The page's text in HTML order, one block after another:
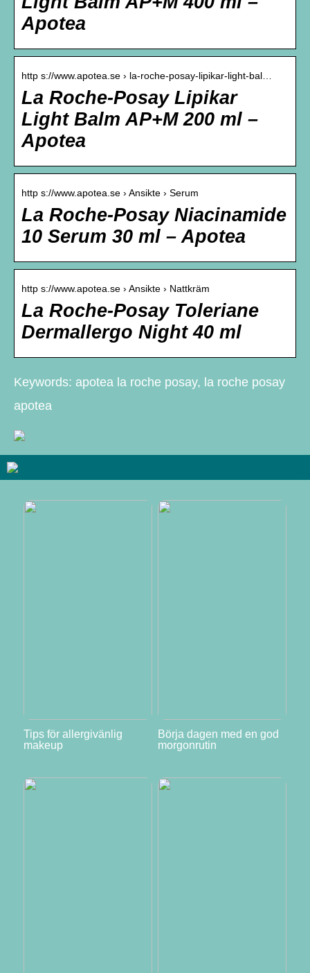
Apotea
http s://www.apotea.se › la-roche-posay-lipikar-light-bal…
La Roche-Posay Lipikar
Light Balm AP+M 200 ml –
Apotea
http s://www.apotea.se › Ansikte › Serum
La Roche-Posay Niacinamide
10 Serum 30 ml – Apotea
http s://www.apotea.se › Ansikte › Nattkräm
La Roche-Posay Toleriane
Dermallergo Night 40 ml
Keywords: apotea la roche posay, la roche posay
apotea
Tips för allergivänlig
makeup
Börja dagen med en god
morgonrutin